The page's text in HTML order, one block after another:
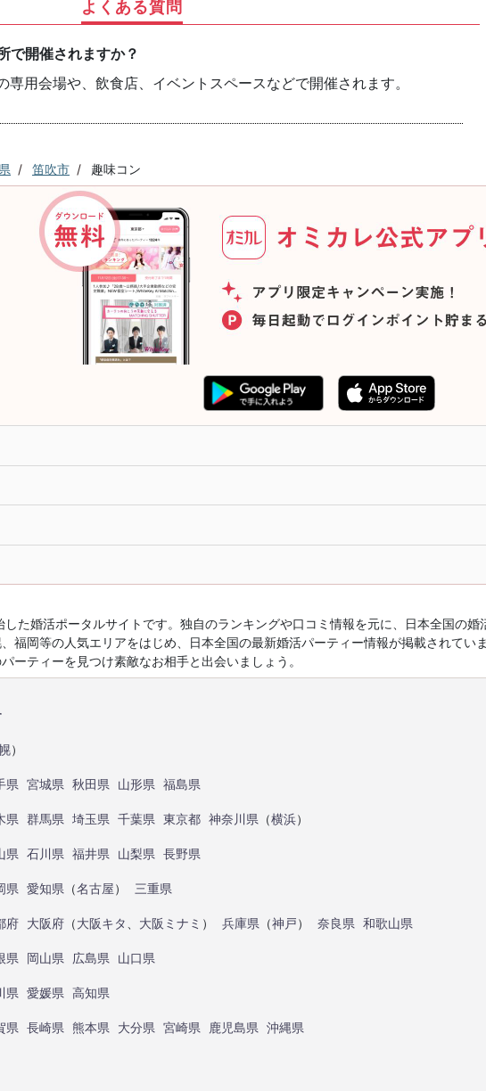
よくある質問
で開催されますか？
用会場や、飲食店、イベントスペースなどで開催されます。
笛吹市 趣味コン
た婚活ポータルサイトです。独自のランキングや口コミ情報を元に、日本全国の
福岡等の人気エリアをはじめ、日本全国の最新婚活パーティー情報が掲載されて
ーティーを見つけ素敵なお相手と出会いましょう。
）
県 宮城県 秋田県 山形県 福島県
県 群馬県 埼玉県 千葉県 東京都 神奈川県 （横浜）
県 石川県 福井県 山梨県 長野県
県 愛知県 （名古屋） 三重県
府 大阪府 （大阪キタ、 大阪ミナミ ） 兵庫県 （神戸） 奈良県 和歌山県
県 岡山県 広島県 山口県
県 愛媛県 高知県
県 長崎県 熊本県 大分県 宮崎県 鹿児島県 沖縄県